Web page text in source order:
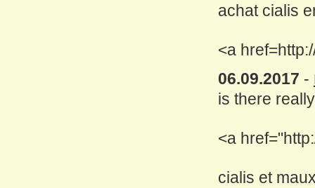
achat cialis
<a
06.09.2017 -
is there
<a
cialis et